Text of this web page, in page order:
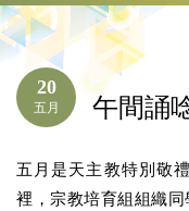
20
五月 午間誦
五月是天主教特別敬
裡，宗教培育組組織同